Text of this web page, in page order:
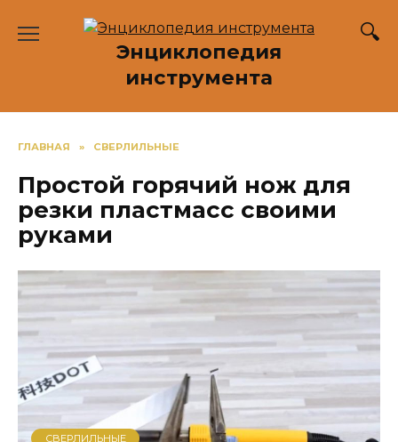
Энциклопедия
инструмента
ГЛАВНАЯ » СВЕРЛИЛЬНЫЕ
Простой горячий нож для
резки пластмасс своими
руками
СВЕРЛИЛЬНЫЕ